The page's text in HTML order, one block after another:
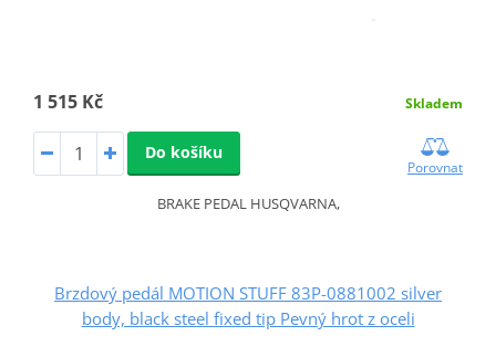
1 515 Kč Skladem
Do košíku
Porovnat
BRAKE PEDAL HUSQVARNA,
Brzdový pedál MOTION STUFF 83P-0881002 silver
body, black steel fixed tip Pevný hrot z oceli